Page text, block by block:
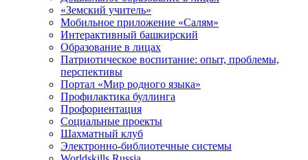
«Земский учитель»
Мобильное приложение «Салям»
Интерактивный башкирский
Образование в лицах
Патриотическое воспитание: опыт, проблемы,
перспективы
Портал «Мир родного языка»
Профилактика буллинга
Профориентация
Социальные проекты
Шахматный клуб
Электронно-библиотечные системы